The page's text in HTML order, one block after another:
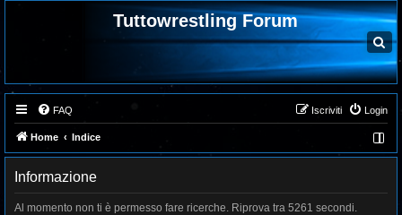
Tuttowrestling Forum
C
e
r
c
a
FAQ Login
Iscriviti
Home Indice
Informazione
Al momento non ti è permesso fare ricerche. Riprova tra 5261 secondi.